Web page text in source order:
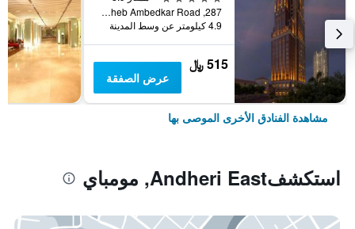
287, Dr. Babasaheb Ambedkar Road, مومباي, الهند
4.9 كيلومتر عن وسط المدينة
515 ﷼
عرض الصفقة
مشاهدة الفنادق الأخرى الموصى بها
استكشفAndheri East, مومباي